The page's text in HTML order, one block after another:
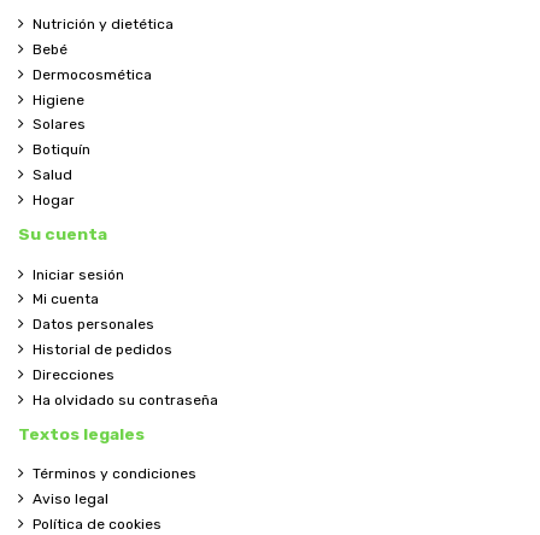
Nutrición y dietética
Bebé
Dermocosmética
Higiene
Solares
Botiquín
Salud
Hogar
Su cuenta
Iniciar sesión
Mi cuenta
Datos personales
Historial de pedidos
Direcciones
Ha olvidado su contraseña
Textos legales
Términos y condiciones
Aviso legal
Política de cookies